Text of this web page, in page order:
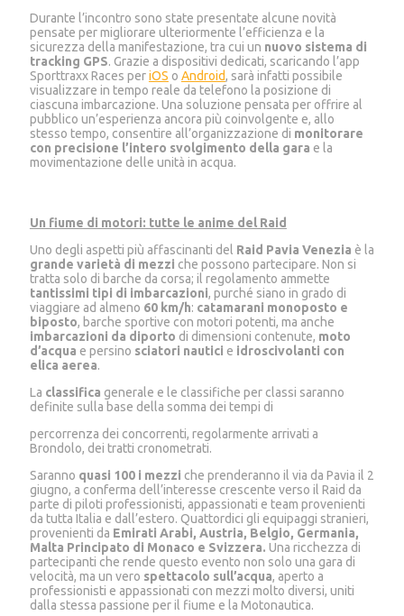
Durante l’incontro sono state presentate alcune novità
pensate per migliorare ulteriormente l’efficienza e la
sicurezza della manifestazione, tra cui un nuovo sistema di
tracking GPS. Grazie a dispositivi dedicati, scaricando l’app
Sporttraxx Races periOS o Android, sarà infatti possibile
visualizzare in tempo reale da telefono la posizione di
ciascuna imbarcazione. Una soluzione pensata per offrire al
pubblico un’esperienza ancora più coinvolgente e, allo
stesso tempo, consentire all’organizzazione di monitorare
con precisione l’intero svolgimento della gara e la
movimentazione delle unità in acqua.
Un fiume di motori: tutte le anime del Raid
Uno degli aspetti più affascinanti del Raid Pavia Venezia è la
grande varietà di mezzi che possono partecipare. Non si
tratta solo di barche da corsa; il regolamento ammette
tantissimi tipi di imbarcazioni, purché siano in grado di
viaggiare ad almeno 60 km/h: catamarani monoposto e
biposto, barche sportive con motori potenti, ma anche
imbarcazioni da diporto di dimensioni contenute, moto
d’acqua e persino sciatori nautici e idroscivolanti con
elica aerea.
La classifica generale e le classifiche per classi saranno
definite sulla base della somma dei tempi di
percorrenza dei concorrenti, regolarmente arrivati a
Brondolo, dei tratti cronometrati.
Saranno quasi 100 i mezzi che prenderanno il via da Pavia il 2
giugno, a conferma dell’interesse crescente verso il Raid da
parte di piloti professionisti, appassionati e team provenienti
da tutta Italia e dall’estero. Quattordici gli equipaggi stranieri,
provenienti da Emirati Arabi, Austria, Belgio, Germania,
Malta Principato di Monaco e Svizzera. Una ricchezza di
partecipanti che rende questo evento non solo una gara di
velocità, ma un vero spettacolo sull’acqua, aperto a
professionisti e appassionati con mezzi molto diversi, uniti
dalla stessa passione per il fiume e la Motonautica.